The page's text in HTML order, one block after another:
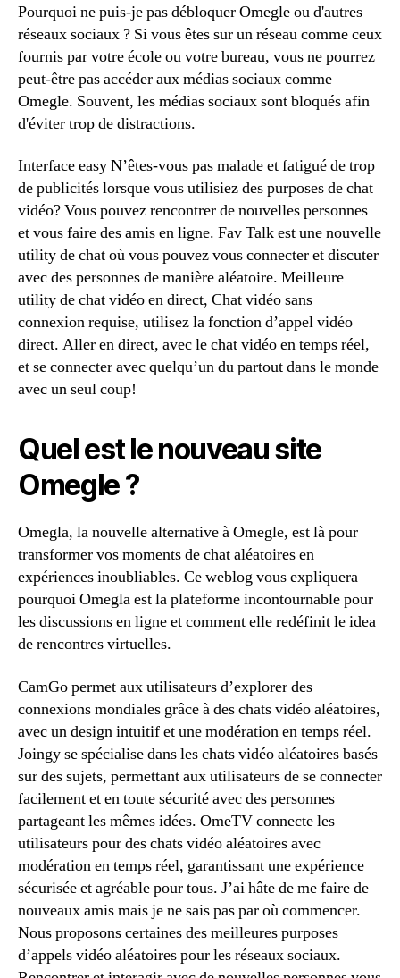
Pourquoi ne puis-je pas débloquer Omegle ou d'autres
réseaux sociaux ? Si vous êtes sur un réseau comme ceux
fournis par votre école ou votre bureau, vous ne pourrez
peut-être pas accéder aux médias sociaux comme
Omegle. Souvent, les médias sociaux sont bloqués afin
d'éviter trop de distractions.
Interface easy N’êtes-vous pas malade et fatigué de trop
de publicités lorsque vous utilisiez des purposes de chat
vidéo? Vous pouvez rencontrer de nouvelles personnes
et vous faire des amis en ligne. Fav Talk est une nouvelle
utility de chat où vous pouvez vous connecter et discuter
avec des personnes de manière aléatoire. Meilleure
utility de chat vidéo en direct, Chat vidéo sans
connexion requise, utilisez la fonction d’appel vidéo
direct. Aller en direct, avec le chat vidéo en temps réel,
et se connecter avec quelqu’un du partout dans le monde
avec un seul coup!
Quel est le nouveau site
Omegle ?
Omegla, la nouvelle alternative à Omegle, est là pour
transformer vos moments de chat aléatoires en
expériences inoubliables. Ce weblog vous expliquera
pourquoi Omegla est la plateforme incontournable pour
les discussions en ligne et comment elle redéfinit le idea
de rencontres virtuelles.
CamGo permet aux utilisateurs d’explorer des
connexions mondiales grâce à des chats vidéo aléatoires,
avec un design intuitif et une modération en temps réel.
Joingy se spécialise dans les chats vidéo aléatoires basés
sur des sujets, permettant aux utilisateurs de se connecter
facilement et en toute sécurité avec des personnes
partageant les mêmes idées. OmeTV connecte les
utilisateurs pour des chats vidéo aléatoires avec
modération en temps réel, garantissant une expérience
sécurisée et agréable pour tous. J’ai hâte de me faire de
nouveaux amis mais je ne sais pas par où commencer.
Nous proposons certaines des meilleures purposes
d’appels vidéo aléatoires pour les réseaux sociaux.